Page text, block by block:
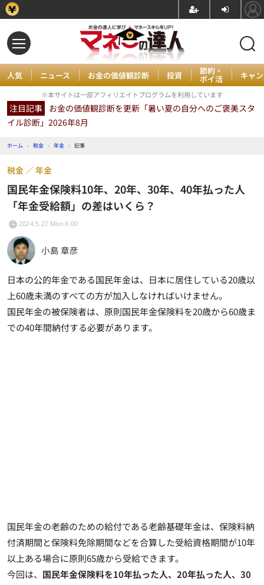
人気 ニュース お金の価値観診断 投資 節約・
ポイ活 キャ
※本サイトは一部アフィリエイトプログラムを利用しています
注目記事 お金の価値観診断を更新「暑い夏の自分へのご褒美スタ
イル診断」2026年8月
ホーム › 税金 › 年金 › 記事
国民年金保険料10年、20年、30年、40年払った人
「年金受給額」の差はいくら？
税金 年金
2024.5.27 Mon 6:00
小島 章彦
日本の公的年金である国民年金は、日本に居住している20歳以
上60歳未満のすべての方が加入しなければいけません。
国民年金の被保険者は、原則国民年金保険料を20歳から60歳ま
での40年間納付する必要があります。
国民年金の老齢のための給付である老齢基礎年金は、保険料納
付済期間と保険料免除期間などを合算した受給資格期間が10年
以上ある場合に原則65歳から受給できます。
今回は、 国民年金保険料を10年払った人、20年払った人、30